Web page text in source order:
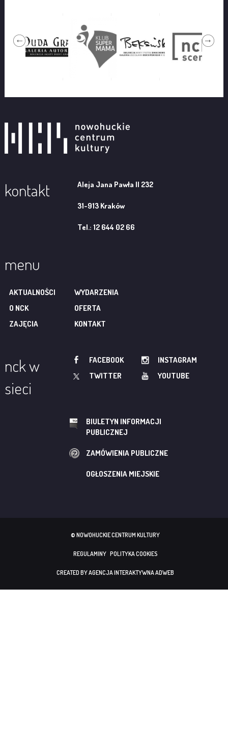
kontakt Aleja Jana Pawła II 232
31-913 Kraków
Tel.: 12 644 02 66
menu
AKTUALNOŚCI
WYDARZENIA
O NCK
OFERTA
ZAJĘCIA
KONTAKT
nck w
sieci
FACEBOOK
INSTAGRAM
TWITTER
YOUTUBE
BIULETYN INFORMACJI
PUBLICZNEJ
ZAMÓWIENIA PUBLICZNE
OGŁOSZENIA MIEJSKIE
© NOWOHUCKIE CENTRUM KULTURY
REGULAMINY POLITYKA COOKIES
CREATED BY AGENCJA INTERAKTYWNA ADWEB